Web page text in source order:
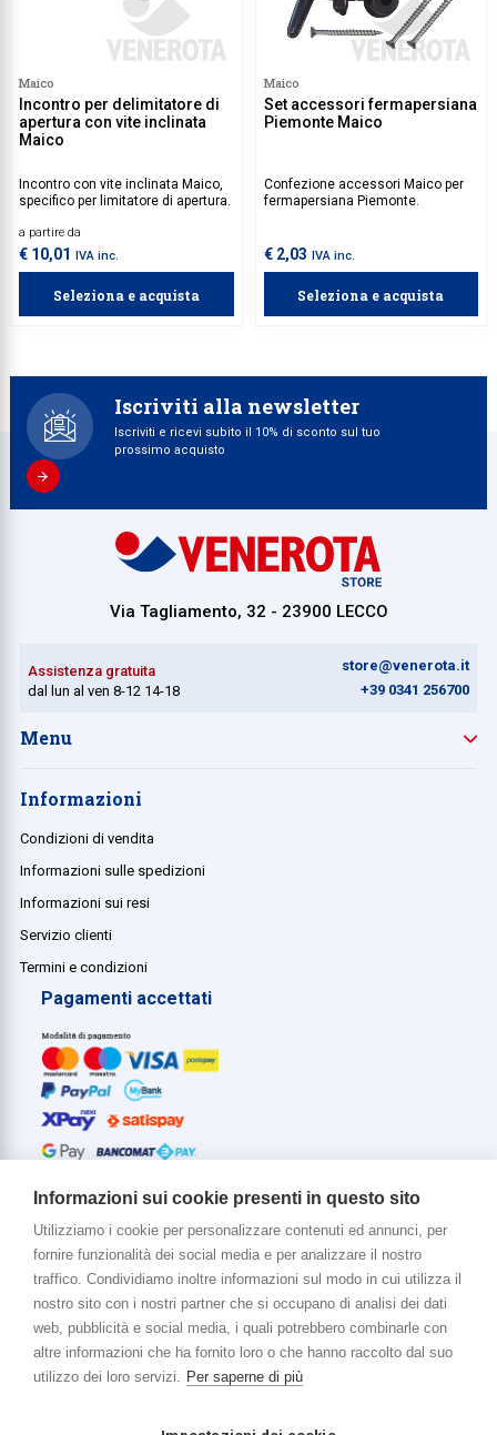
Maico
Incontro per delimitatore di
apertura con vite inclinata
Maico
Incontro con vite inclinata Maico,
specifico per limitatore di apertura.
a partire da
€ 10,01 IVA inc.
Seleziona e acquista
Maico
Set accessori fermapersiana
Piemonte Maico
Confezione accessori Maico per
fermapersiana Piemonte.
€ 2,03 IVA inc.
Seleziona e acquista
Iscriviti alla newsletter
Iscriviti e ricevi subito il 10% di sconto sul tuo
prossimo acquisto
Via Tagliamento, 32 - 23900 LECCO
Assistenza gratuita
dal lun al ven 8-12 14-18
store@venerota.it
+39 0341 256700
Menu
Informazioni
Condizioni di vendita
Informazioni sulle spedizioni
Informazioni sui resi
Servizio clienti
Termini e condizioni
Pagamenti accettati
Di più su di noi
www.venerota.it
Informazioni sui cookie presenti in questo sito
Utilizziamo i cookie per personalizzare contenuti ed annunci, per
fornire funzionalità dei social media e per analizzare il nostro
traffico. Condividiamo inoltre informazioni sul modo in cui utilizza il
nostro sito con i nostri partner che si occupano di analisi dei dati
web, pubblicità e social media, i quali potrebbero combinarle con
altre informazioni che ha fornito loro o che hanno raccolto dal suo
utilizzo dei loro servizi. Per saperne di più